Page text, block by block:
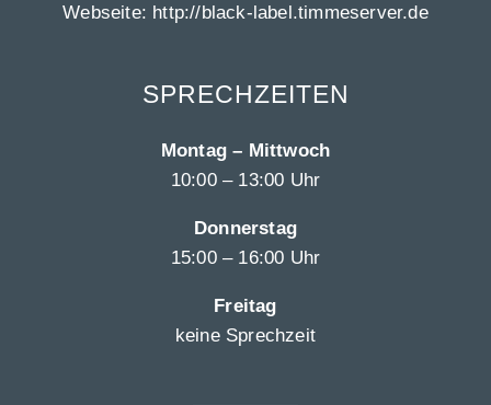
Webseite: http://black-label.timmeserver.de
SPRECHZEITEN
Montag – Mittwoch
10:00 – 13:00 Uhr
Donnerstag
15:00 – 16:00 Uhr
Freitag
keine Sprechzeit